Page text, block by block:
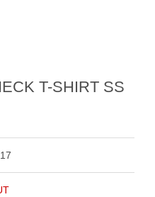
T-SHIRT SS